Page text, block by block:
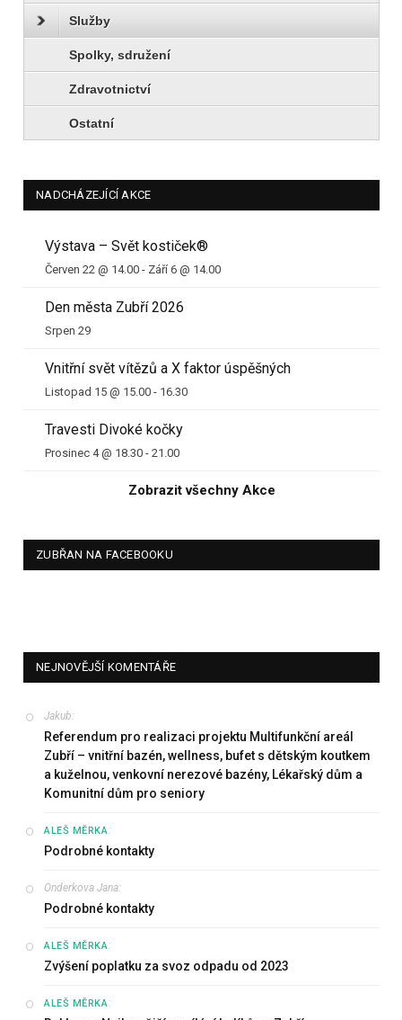
Služby
Spolky, sdružení
Zdravotnictví
Ostatní
NADCHÁZEJÍCÍ AKCE
Výstava – Svět kostiček®
Červen 22 @ 14.00 - Září 6 @ 14.00
Den města Zubří 2026
Srpen 29
Vnitřní svět vítězů a X faktor úspěšných
Listopad 15 @ 15.00 - 16.30
Travesti Divoké kočky
Prosinec 4 @ 18.30 - 21.00
Zobrazit všechny Akce
ZUBŘAN NA FACEBOOKU
NEJNOVĚJŠÍ KOMENTÁŘE
Jakub:
Referendum pro realizaci projektu Multifunkční areál
Zubří – vnitřní bazén, wellness, bufet s dětským koutkem
a kuželnou, venkovní nerezové bazény, Lékařský dům a
Komunitní dům pro seniory
ALEŠ MĚRKA:
Podrobné kontakty
Onderkova Jana:
Podrobné kontakty
ALEŠ MĚRKA:
Zvýšení poplatku za svoz odpadu od 2023
ALEŠ MĚRKA: